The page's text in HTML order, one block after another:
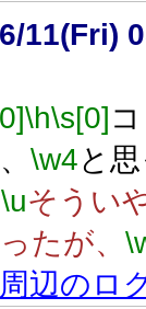
11(Fri)
\h\s[0]
\w4と
\uそうい
たが、
周辺のロ